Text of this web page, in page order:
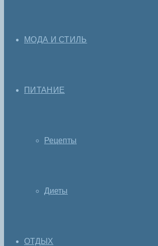
МОДА И СТИЛЬ
ПИТАНИЕ
Рецепты
Диеты
ОТДЫХ